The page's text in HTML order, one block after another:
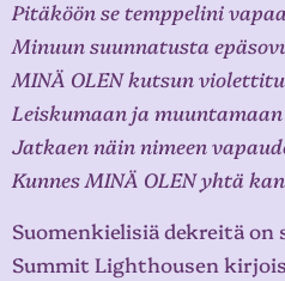
Pitäköön se temppelini
Minuun suunnatusta
MINÄ OLEN kutsun
Leiskumaan ja
Jatkaen näin nimeen
Kunnes MINÄ OLEN yhtä
Suomenkielisiä dekreitä
Summit Lighthousen